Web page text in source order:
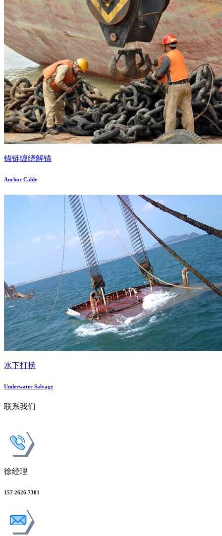
锚链缠绕解锚
Anchor Cable
水下打捞
Underwater Salvage
联系我们
徐经理
157 2626 7301